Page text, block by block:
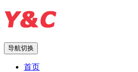
导航切换
首页